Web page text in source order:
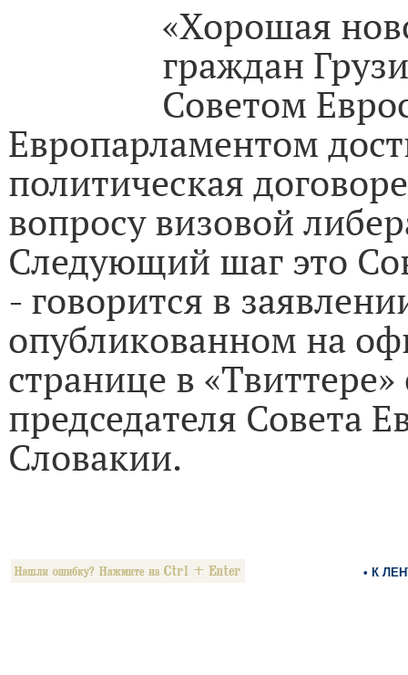
«Хорошая
граждан
Советом
Европарламентом
политическая
вопросу визовой
Следующий шаг это
- говорится в
опубликованном на
странице в
председателя Совета
Словакии.
• К